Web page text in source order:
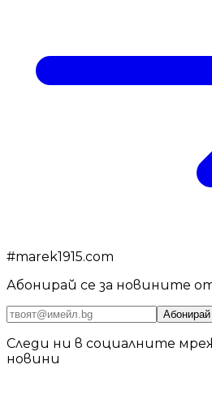
#marek1915.com
Абонирай се за новините
Следи ни в социалните
новини